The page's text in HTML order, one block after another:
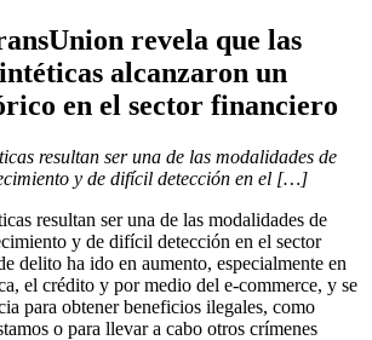
revela que las
alcanzaron un
en el sector financiero
resultan ser una de las modalidades de
y de difícil detección en el […]
resultan ser una de las modalidades de
y de difícil detección en el sector
delito ha ido en aumento, especialmente en
el crédito y por medio del e-commerce, y se
para obtener beneficios ilegales, como
o para llevar a cabo otros crímenes